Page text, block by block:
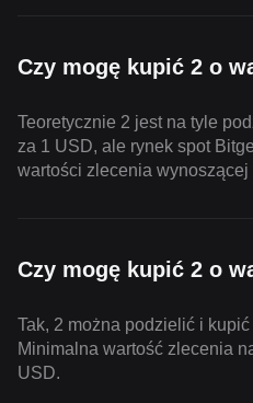
Czy mogę kupić 2 o
Teoretycznie 2 jest na tyle
za 1 USD, ale rynek spot
wartości zlecenia wynoszącej
Czy mogę kupić 2 o
Tak, 2 można podzielić i
Minimalna wartość zlecenia
USD.